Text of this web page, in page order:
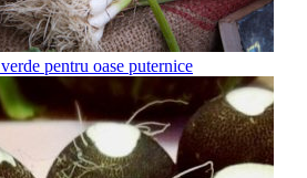
pentru oase puternice